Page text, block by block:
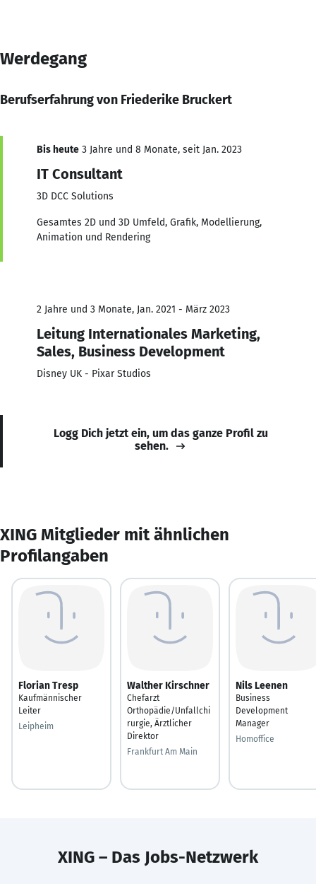
Werdegang
Berufserfahrung von Friederike Bruckert
Bis heute 3 Jahre und 8 Monate, seit Jan. 2023
IT Consultant
3D DCC Solutions
Gesamtes 2D und 3D Umfeld, Grafik, Modellierung,
Animation und Rendering
2 Jahre und 3 Monate, Jan. 2021 - März 2023
Leitung Internationales Marketing,
Sales, Business Development
Disney UK - Pixar Studios
Logg Dich jetzt ein, um das ganze Profil zu
sehen.
XING Mitglieder mit ähnlichen
Profilangaben
Florian Tresp
Kaufmännischer
Leiter
Leipheim
Walther Kirschner
Chefarzt
Orthopädie/Unfallchi
rurgie, Ärztlicher
Direktor
Frankfurt Am Main
Nils Leenen
Business
Development
Manager
Homoffice
XING – Das Jobs-Netzwerk